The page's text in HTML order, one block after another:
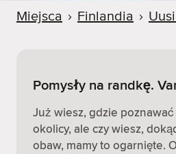
Miejsca › Finlandia ›
Pomysły na randkę.
Już wiesz, gdzie
okolicy, ale czy wiesz,
obaw, mamy to ogarnięte.